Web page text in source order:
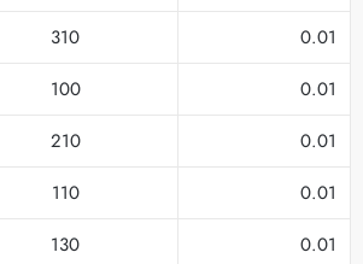
310
0.01
100
0.01
210
0.01
110
0.01
130
0.01